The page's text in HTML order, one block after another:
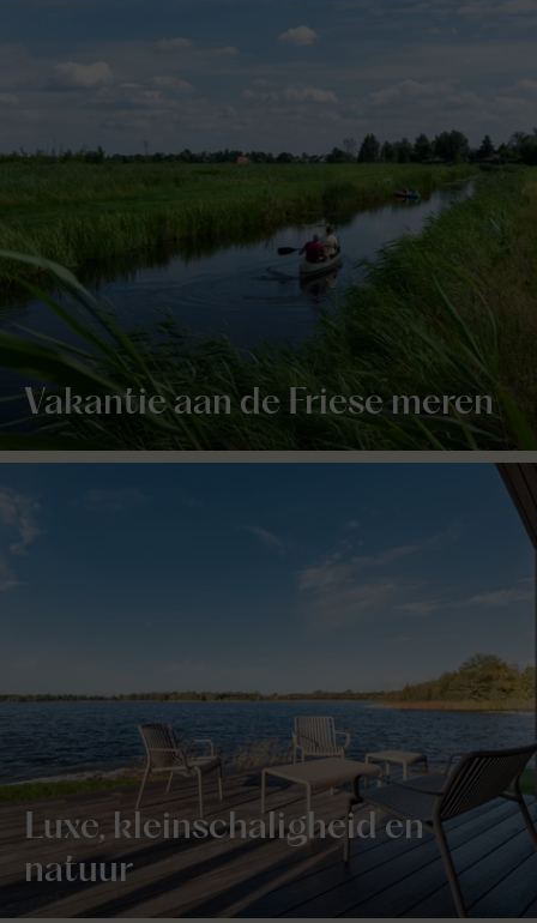
Vakantie aan de Friese meren
Luxe, kleinschaligheid en
natuur